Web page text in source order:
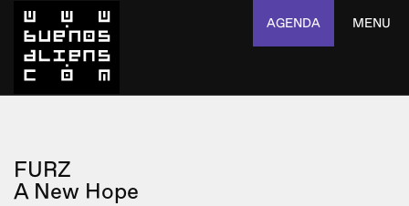
AGENDA MENU
FURZ
A New Hope